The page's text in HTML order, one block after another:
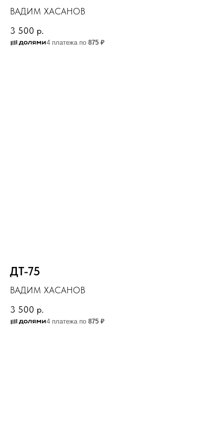
ВАДИМ ХАСАНОВ
3 500 р.
4 платежа по 875 ₽
ДТ-75
ВАДИМ ХАСАНОВ
3 500 р.
4 платежа по 875 ₽